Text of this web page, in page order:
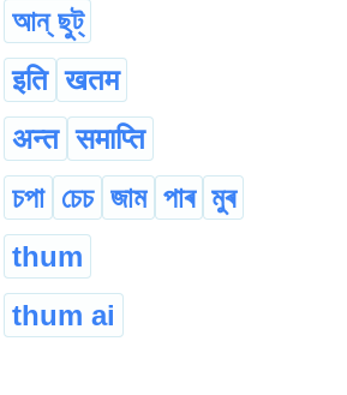
আন্ ছুট্
इति खतम
अन्त समाप्ति
চপা চেচ জাম পাৰ মুৰ
thum
thum ai